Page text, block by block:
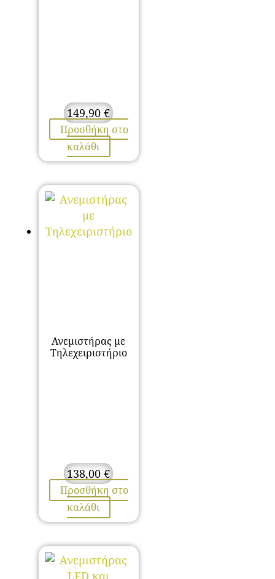
149,90€
Προσθήκη στο
καλάθι
Ανεμιστήρας με
Τηλεχειριστήριο
138,00€
Προσθήκη στο
καλάθι